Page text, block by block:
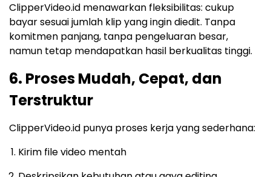
ClipperVideo.id menawarkan fleksibilitas: cukup
bayar sesuai jumlah klip yang ingin diedit. Tanpa
komitmen panjang, tanpa pengeluaran besar,
namun tetap mendapatkan hasil berkualitas tinggi.
6. Proses Mudah, Cepat, dan
Terstruktur
ClipperVideo.id punya proses kerja yang sederhana:
Kirim file video mentah